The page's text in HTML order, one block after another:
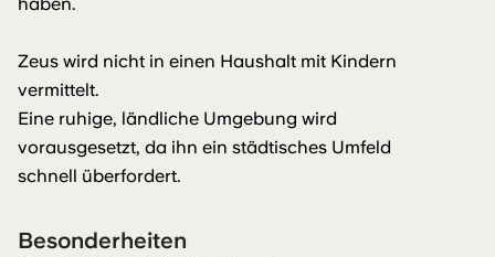
Zeus wird nicht in einen Haushalt mit Kindern
vermittelt.
Eine ruhige, ländliche Umgebung wird
vorausgesetzt, da ihn ein städtisches Umfeld
schnell überfordert.
Besonderheiten